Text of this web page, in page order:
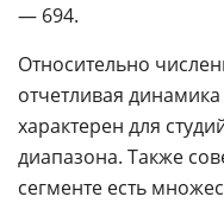
— 694.
Относительно
отчетливая
характерен для
диапазона. Также
сегменте есть